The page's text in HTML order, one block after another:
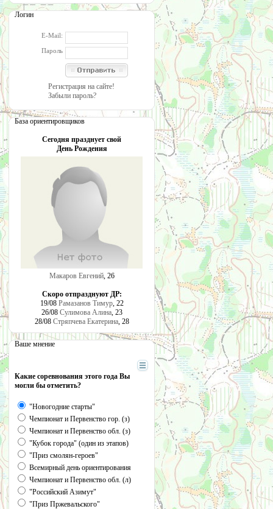
Логин
E-Mail:
Пароль
Регистрация на сайте!
Забыли пароль?
База ориентировщиков
Сегодня празднует свой
День Рождения
Макаров Евгений, 26
Скоро отпразднуют ДР:
19/08 Рамазанов Тимур, 22
26/08 Сулимова Алина, 23
28/08 Стряпчева Екатерина, 28
Ваше мнение
Какие соревнования этого года Вы
могли бы отметить?
"Новогодние старты"
Чемпионат и Первенство гор. (з)
Чемпионат и Первенство обл. (з)
"Кубок города" (один из этапов)
"Приз смолян-героев"
Всемирный день ориентирования
Чемпионат и Первенство обл. (л)
"Российский Азимут"
"Приз Пржевальского"